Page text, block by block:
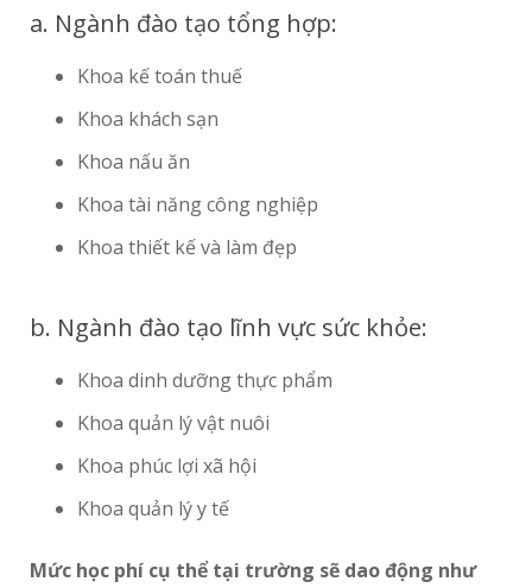
a. Ngành đào tạo tổng hợp:
Khoa kế toán thuế
Khoa khách sạn
Khoa nấu ăn
Khoa tài năng công nghiệp
Khoa thiết kế và làm đẹp
b. Ngành đào tạo lĩnh vực sức khỏe:
Khoa dinh dưỡng thực phẩm
Khoa quản lý vật nuôi
Khoa phúc lợi xã hội
Khoa quản lý y tế
Mức học phí cụ thể tại trường sẽ dao động như